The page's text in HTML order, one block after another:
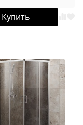
Купить